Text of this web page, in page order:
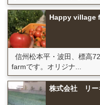
Happy village
信州松本平・波田、標高
farmです。オリジナ...
株式会社 リー